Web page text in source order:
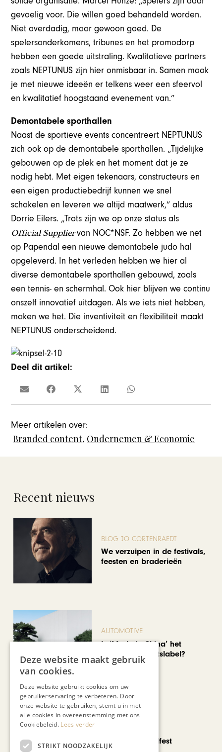
gevoelig voor. Die willen goed behandeld worden.
Niet overdadig, maar gewoon goed. De
spelersonderkomens, tribunes en het promodorp
hebben een goede uitstraling. Kwalitatieve partners
zoals NEPTUNUS zijn hier onmisbaar in. Samen maak
je met nieuwe ideeën er telkens weer een sfeervol
en kwalitatief hoogstaand evenement van.”
Demontabele sporthallen
Naast de sportieve events concentreert NEPTUNUS
zich ook op de demontabele sporthallen. „Tijdelijke
gebouwen op de plek en het moment dat je ze
nodig hebt. Met eigen tekenaars, constructeurs en
een eigen productiebedrijf kunnen we snel
schakelen en leveren we altijd maatwerk,” aldus
Dorrie Eilers. „Trots zijn we op onze status als
Official Suppliervan NOC*NSF. Zo hebben we net
op Papendal een nieuwe demontabele judo hal
opgeleverd. In het verleden hebben we hier al
diverse demontabele sporthallen gebouwd, zoals
een tennis- en schermhal. Ook hier blijven we continu
onszelf innovatief uitdagen. Als we iets niet hebben,
maken we het. Die inventiviteit en flexibiliteit maakt
NEPTUNUS onderscheidend.
Deel dit artikel:
Meer artikelen over:
Branded content, Ondernemen & Economie
Recent nieuws
BLOG JO CORTENRAEDT
We verzuipen in de festivals,
feesten en braderieën
AUTOMOTIVE
Is ‘Made in China’ het
nieuwe kwaliteitslabel?
Noorbeek Foodfest
Deze website maakt gebruik
van cookies.
Deze website gebruikt cookies om uw
gebruikerservaring te verbeteren. Door
onze website te gebruiken, stemt u in met
alle cookies in overeenstemming met ons
Cookiebeleid. Lees verder
STRIKT NOODZAKELIJK